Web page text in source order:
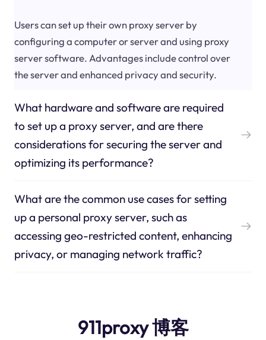
Users can set up their own proxy server by
configuring a computer or server and using proxy
server software. Advantages include control over
the server and enhanced privacy and security.
What hardware and software are required
to set up a proxy server, and are there
considerations for securing the server and
optimizing its performance?
What are the common use cases for setting
up a personal proxy server, such as
accessing geo-restricted content, enhancing
privacy, or managing network traffic?
911proxy 博客